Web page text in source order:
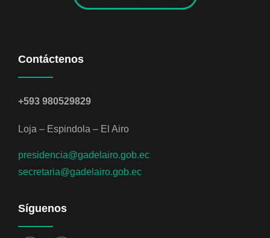
Contáctenos
+593 980529829
Loja – Espindola – El Airo
presidencia@gadelairo.gob.ec
secretaria@gadelairo.gob.ec
Síguenos